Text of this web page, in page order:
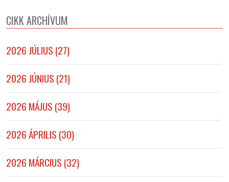
CIKK ARCHÍVUM
2026 JÚLIUS (27)
2026 JÚNIUS (21)
2026 MÁJUS (39)
2026 ÁPRILIS (30)
2026 MÁRCIUS (32)